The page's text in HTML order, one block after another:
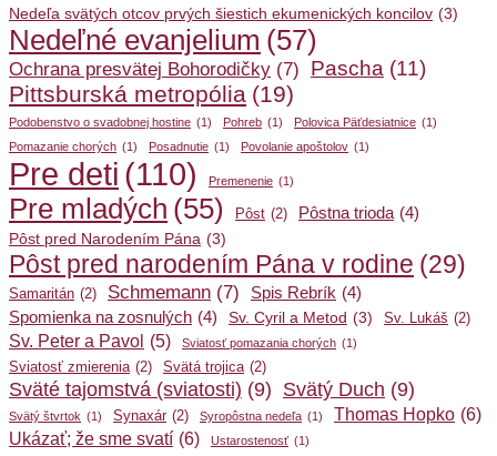
Nedeľa svätých otcov prvých šiestich ekumenických koncilov (3)
Nedeľné evanjelium (57)
Ochrana presvätej Bohorodičky (7) Pascha (11)
Pittsburská metropólia (19)
Podobenstvo o svadobnej hostine (1) Pohreb (1) Polovica Päťdesiatnice (1)
Pomazanie chorých (1) Posadnutie (1) Povolanie apoštolov (1)
Pre deti (110) Premenenie (1)
Pre mladých (55) Pôst (2) Pôstna trioda (4)
Pôst pred Narodením Pána (3)
Pôst pred narodením Pána v rodine (29)
Samaritán (2) Schmemann (7) Spis Rebrík (4)
Spomienka na zosnulých (4) Sv. Cyril a Metod (3) Sv. Lukáš (2)
Sv. Peter a Pavol (5) Sviatosť pomazania chorých (1)
Sviatosť zmierenia (2) Svätá trojica (2)
Sväté tajomstvá (sviatosti) (9) Svätý Duch (9)
Svätý štvrtok (1) Synaxár (2) Syropôstna nedeľa (1) Thomas Hopko (6)
Ukázať; že sme svatí (6) Ustarostenosť (1)